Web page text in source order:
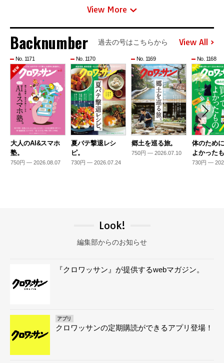
View More
Backnumber 過去の号はこちらから View All
No. 1171
大人のAI&スマホ
塾。
750円 — 2026.08.07
No. 1170
夏バテ撃退レシ
ピ。
730円 — 2026.07.24
No. 1169
郷土を巡る旅。
750円 — 2026.07.10
No. 1168
体のため
よかった
730円 —
Look!
編集部からのお知らせ
『クロワッサン』が提供するwebマガジン。
アプリ
クロワッサンの定期購読ができるアプリ登場！